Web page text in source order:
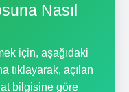
Nasıl
için, aşağıdaki
tıklayarak, açılan
bilgisine göre